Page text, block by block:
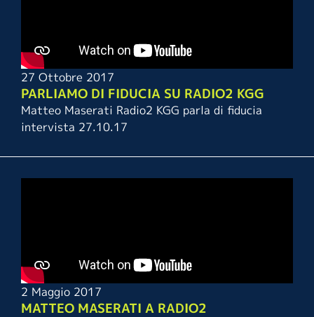
27 Ottobre 2017
PARLIAMO DI FIDUCIA SU RADIO2 KGG
Matteo Maserati Radio2 KGG parla di fiducia
intervista 27.10.17
2 Maggio 2017
MATTEO MASERATI A RADIO2